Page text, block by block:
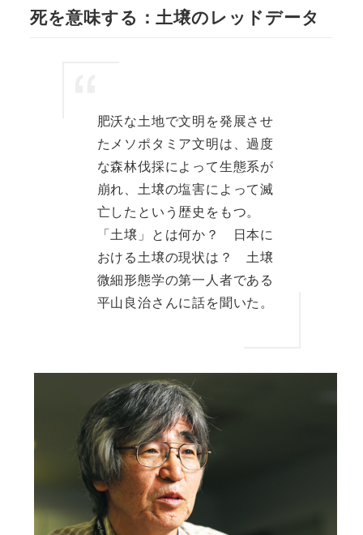
死を意味する：土壌のレッドデータ
肥沃な土地で文明を発展させ
たメソポタミア文明は、過度
な森林伐採によって生態系が
崩れ、土壌の塩害によって滅
亡したという歴史をもつ。
「土壌」とは何か？ 日本に
おける土壌の現状は？ 土壌
微細形態学の第一人者である
平山良治さんに話を聞いた。